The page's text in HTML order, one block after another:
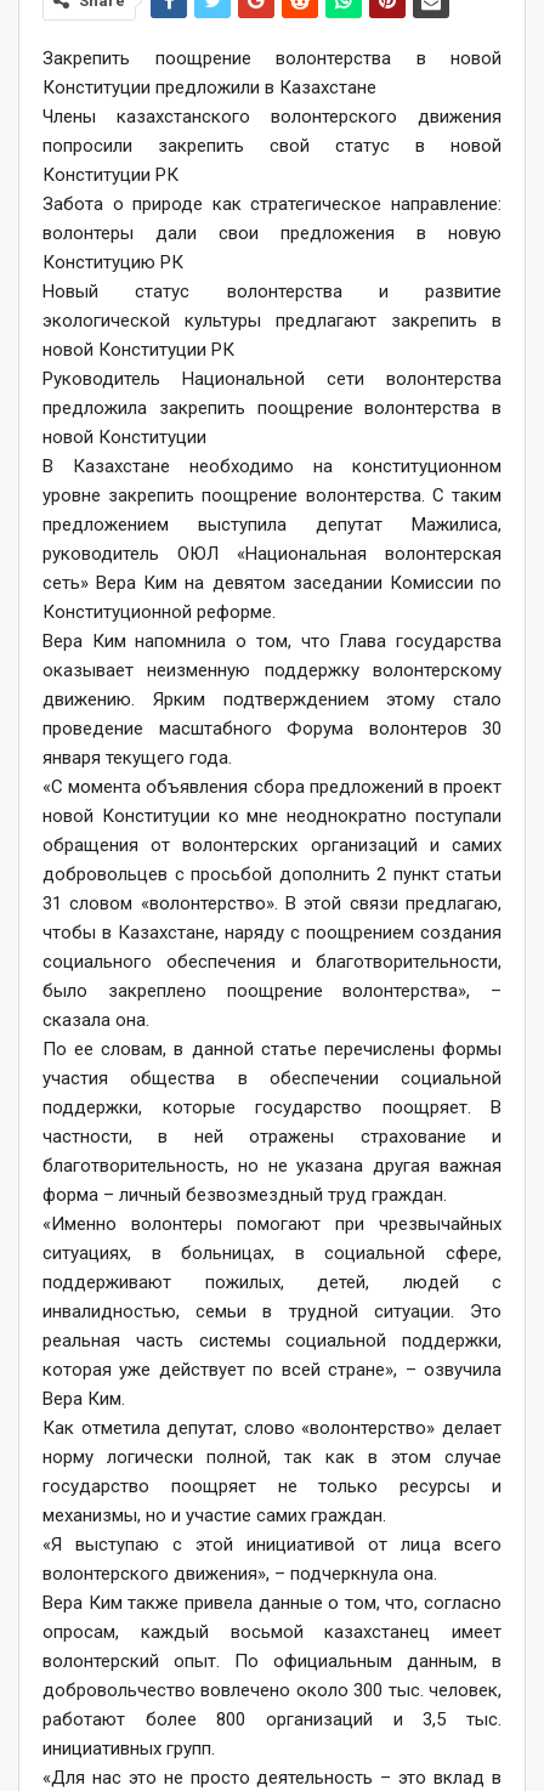
Закрепить поощрение волонтерства в новой
Конституции предложили в Казахстане
Члены казахстанского волонтерского движения
попросили закрепить свой статус в новой
Конституции РК
Забота о природе как стратегическое направление:
волонтеры дали свои предложения в новую
Конституцию РК
Новый статус волонтерства и развитие
экологической культуры предлагают закрепить в
новой Конституции РК
Руководитель Национальной сети волонтерства
предложила закрепить поощрение волонтерства в
новой Конституции
В Казахстане необходимо на конституционном
уровне закрепить поощрение волонтерства. С таким
предложением выступила депутат Мажилиса,
руководитель ОЮЛ «Национальная волонтерская
сеть» Вера Ким на девятом заседании Комиссии по
Конституционной реформе.
Вера Ким напомнила о том, что Глава государства
оказывает неизменную поддержку волонтерскому
движению. Ярким подтверждением этому стало
проведение масштабного Форума волонтеров 30
января текущего года.
«С момента объявления сбора предложений в проект
новой Конституции ко мне неоднократно поступали
обращения от волонтерских организаций и самих
добровольцев с просьбой дополнить 2 пункт статьи
31 словом «волонтерство». В этой связи предлагаю,
чтобы в Казахстане, наряду с поощрением создания
социального обеспечения и благотворительности,
было закреплено поощрение волонтерства», –
сказала она.
По ее словам, в данной статье перечислены формы
участия общества в обеспечении социальной
поддержки, которые государство поощряет. В
частности, в ней отражены страхование и
благотворительность, но не указана другая важная
форма – личный безвозмездный труд граждан.
«Именно волонтеры помогают при чрезвычайных
ситуациях, в больницах, в социальной сфере,
поддерживают пожилых, детей, людей с
инвалидностью, семьи в трудной ситуации. Это
реальная часть системы социальной поддержки,
которая уже действует по всей стране», – озвучила
Вера Ким.
Как отметила депутат, слово «волонтерство» делает
норму логически полной, так как в этом случае
государство поощряет не только ресурсы и
механизмы, но и участие самих граждан.
«Я выступаю с этой инициативой от лица всего
волонтерского движения», – подчеркнула она.
Вера Ким также привела данные о том, что, согласно
опросам, каждый восьмой казахстанец имеет
волонтерский опыт. По официальным данным, в
добровольчество вовлечено около 300 тыс. человек,
работают более 800 организаций и 3,5 тыс.
инициативных групп.
«Для нас это не просто деятельность – это вклад в